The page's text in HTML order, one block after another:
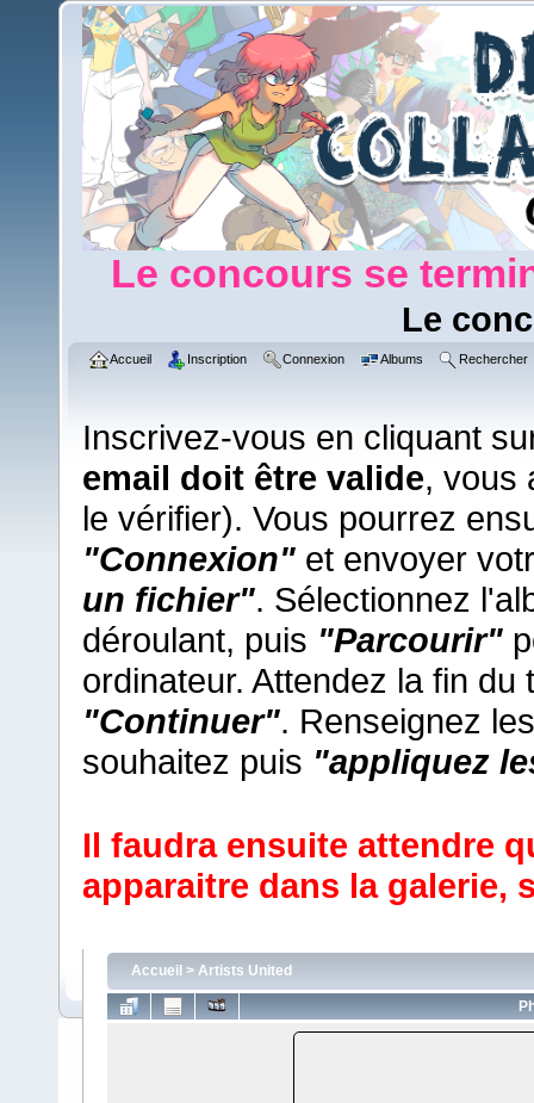
Le concours se
Le
Accueil Inscription Connexion Albums Rechercher
Inscrivez-vous en cliquant
email doit être valide, vous
le vérifier). Vous pourrez
"Connexion" et envoyer
un fichier". Sélectionnez
déroulant, puis "Parcourir"
ordinateur. Attendez la fin
"Continuer". Renseignez
souhaitez puis "appliquez
Il faudra ensuite attendre
apparaitre dans la galerie,
Accueil > Artists United